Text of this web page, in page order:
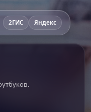
2ГИС Яндекс